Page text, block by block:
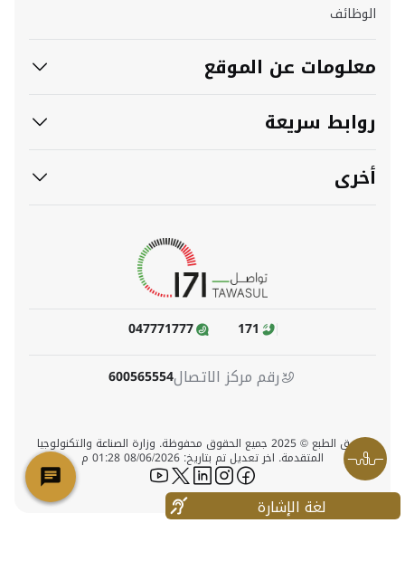
الوظائف
معلومات عن الموقع
روابط سريعة
أخرى
171
047771777
رقم مركز الاتصال600565554
حقوق الطبع © 2025 جميع الحقوق محفوظة. وزارة الصناعة والتكنولوجيا
المتقدمة. اخر تعديل تم بتاريخ: 08/06/2026 01:28 م
icon-facebook
icon-instagram
icon-linkedin
icon-twitter
icon-youtube
لغة الإشارة